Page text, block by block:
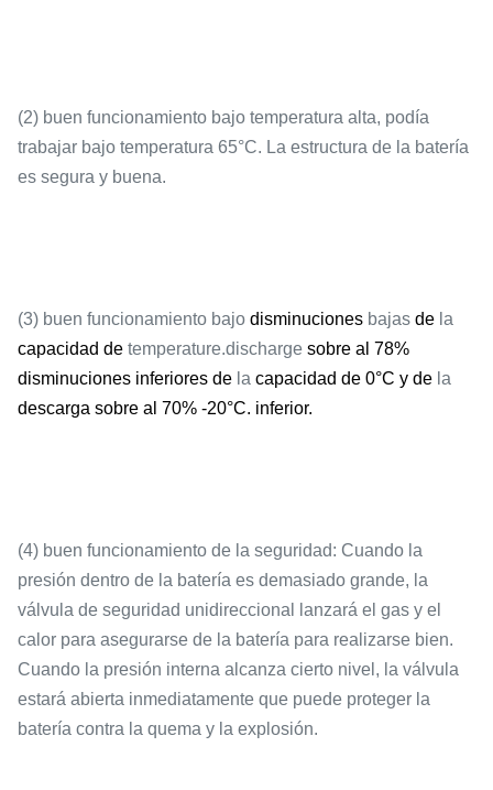
instantánea
3C (10s)
3000 ciclos (0.5C)
(2) buen funcionamiento bajo temperatura alta, podía
trabajar bajo temperatura 65°C. La estructura de la batería
es segura y buena.
(3) buen funcionamiento bajo disminuciones bajas de la
capacidad de temperature.discharge sobre al 78%
disminuciones inferiores de la capacidad de 0°C y de la
descarga sobre al 70% -20°C. inferior.
(4) buen funcionamiento de la seguridad: Cuando la
presión dentro de la batería es demasiado grande, la
válvula de seguridad unidireccional lanzará el gas y el
calor para asegurarse de la batería para realizarse bien.
Cuando la presión interna alcanza cierto nivel, la válvula
estará abierta inmediatamente que puede proteger la
batería contra la quema y la explosión.